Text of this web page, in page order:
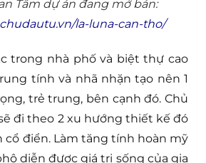
Tâm dự án đang mở bán:
la-luna-can-tho/
trong nhà phố và biệt thự cao
tính và nhã nhặn tạo nên 1
trẻ trung, bên cạnh đó. Chủ
đi theo 2 xu hướng thiết kế đó
cổ điển. Làm tăng tính hoàn mỹ
diễn được giá trị sống của gia